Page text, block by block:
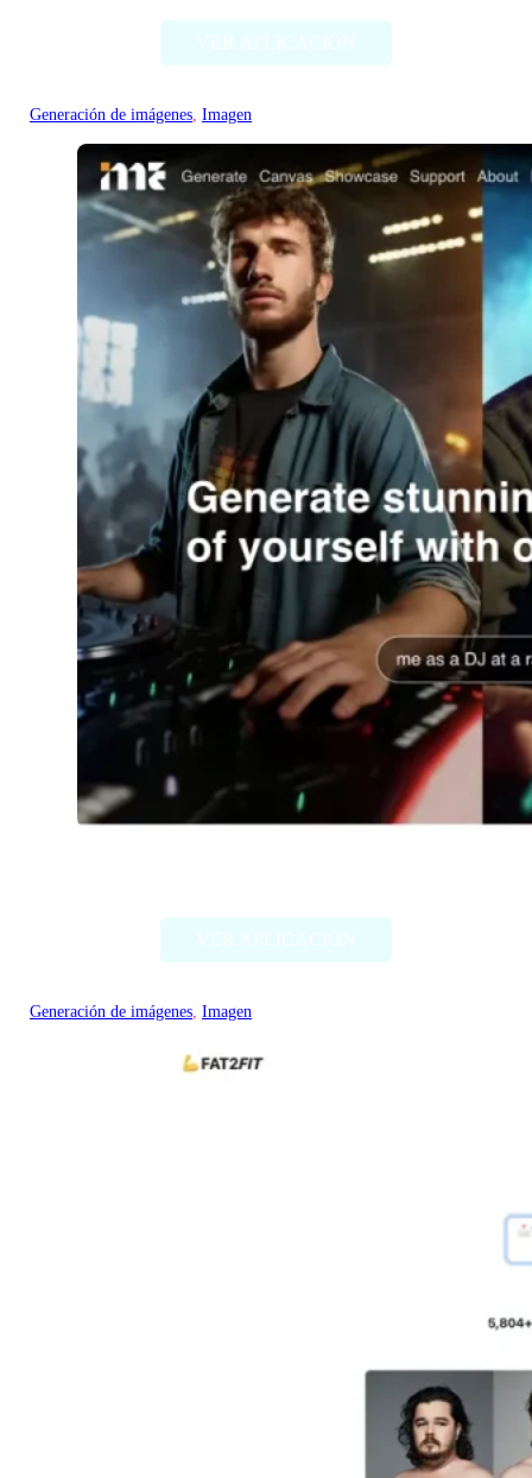
Generación de imágenes, Imagen
Generación de imágenes, Imagen